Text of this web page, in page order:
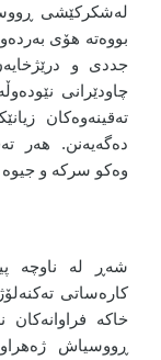
بووەتە هۆی
جددی و
چاودێرانی
تەقینەوەکان
دەگەیەنن. هەر
وەکو سرکە و جیوە
شەڕ لە ناوچە
کارەساتی
خاکە فراوانەکان
ڕووسیاش